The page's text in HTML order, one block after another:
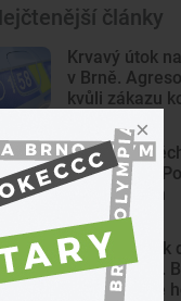
články
Krvavý útok
v Brně.
kvůli zákazu
Dědeček
nemocnice.
cestu Brnem
Na Svoboďák
krojovaných.
celoměstské